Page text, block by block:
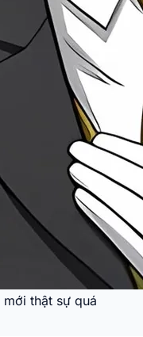
thật sự quá